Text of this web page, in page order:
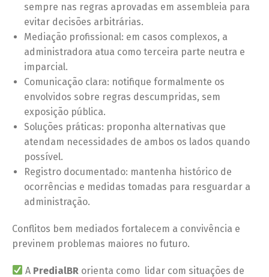
sempre nas regras aprovadas em assembleia para
evitar decisões arbitrárias.
Mediação profissional: em casos complexos, a
administradora atua como terceira parte neutra e
imparcial.
Comunicação clara: notifique formalmente os
envolvidos sobre regras descumpridas, sem
exposição pública.
Soluções práticas: proponha alternativas que
atendam necessidades de ambos os lados quando
possível.
Registro documentado: mantenha histórico de
ocorrências e medidas tomadas para resguardar a
administração.
Conflitos bem mediados fortalecem a convivência e
previnem problemas maiores no futuro.
A PredialBR orienta como lidar com situações de